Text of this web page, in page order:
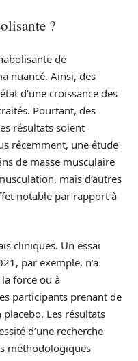
?
de
nuancé. Ainsi, des
d’une croissance des
Pourtant, des
résultats soient
récemment, une étude
de masse musculaire
mais d’autres
notable par rapport à
cliniques. Un essai
par exemple, n’a
force ou à
participants prenant de
placebo. Les résultats
d’une recherche
méthodologiques